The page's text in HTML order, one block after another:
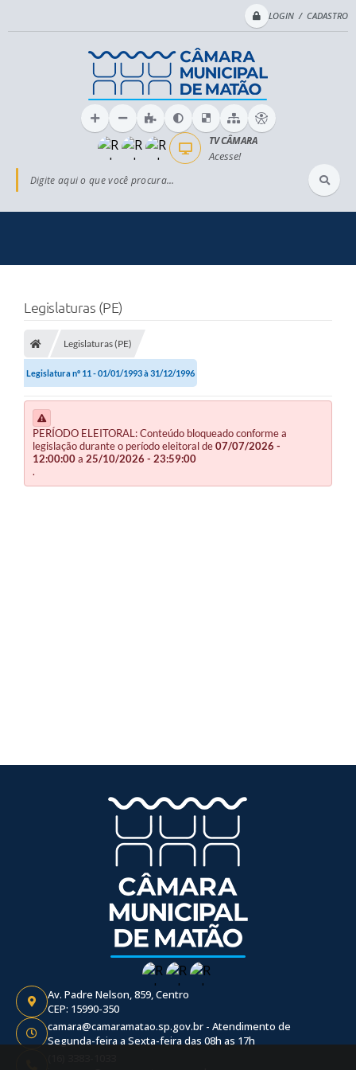
LOGIN / CADASTRO
Digite aqui o que você procura...
TV CÂMARA
Acesse!
Legislaturas (PE)
Legislaturas (PE)
Legislatura nº 11 - 01/01/1993 à 31/12/1996
PERÍODO ELEITORAL: Conteúdo bloqueado conforme a
legislação durante o período eleitoral de07/07/2026 -
12:00:00a 25/10/2026 - 23:59:00
.
Av. Padre Nelson, 859, Centro
CEP: 15990-350
camara@camaramatao.sp.gov.br - Atendimento de
Segunda-feira a Sexta-feira das 08h as 17h